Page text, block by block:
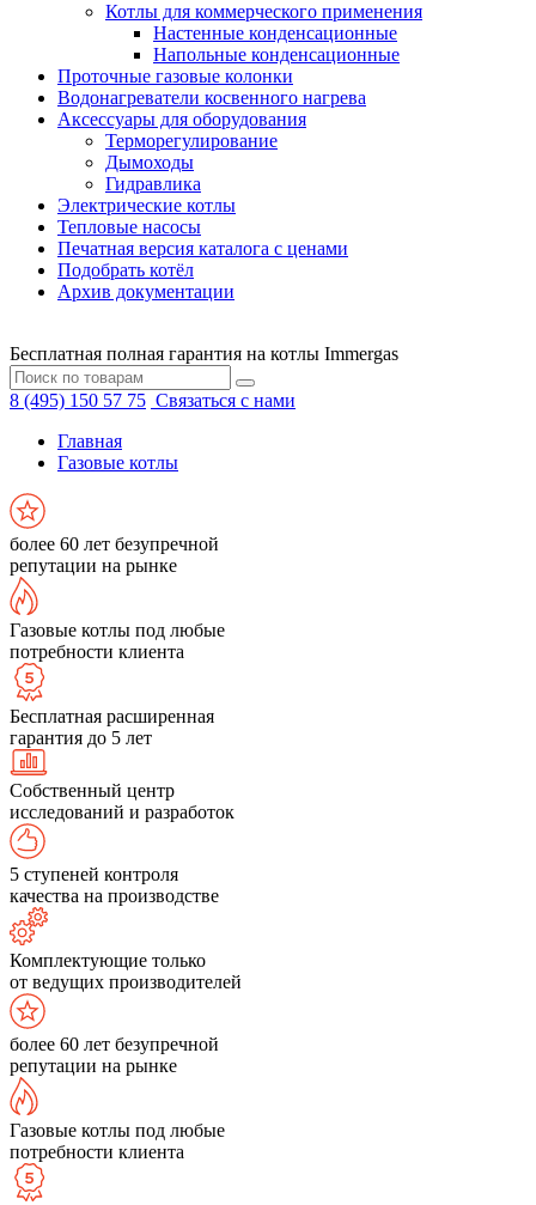
Котлы для коммерческого применения
Настенные конденсационные
Напольные конденсационные
Проточные газовые колонки
Водонагреватели косвенного нагрева
Аксессуары для оборудования
Терморегулирование
Дымоходы
Гидравлика
Электрические котлы
Тепловые насосы
Печатная версия каталога с ценами
Подобрать котёл
Архив документации
Бесплатная полная гарантия на котлы Immergas
8 (495) 150 57 75 Связаться с нами
Главная
Газовые котлы
более 60 лет безупречной
репутации на рынке
Газовые котлы под любые
потребности клиента
Бесплатная расширенная
гарантия до 5 лет
Собственный центр
исследований и разработок
5 ступеней контроля
качества на производстве
Комплектующие только
от ведущих производителей
более 60 лет безупречной
репутации на рынке
Газовые котлы под любые
потребности клиента